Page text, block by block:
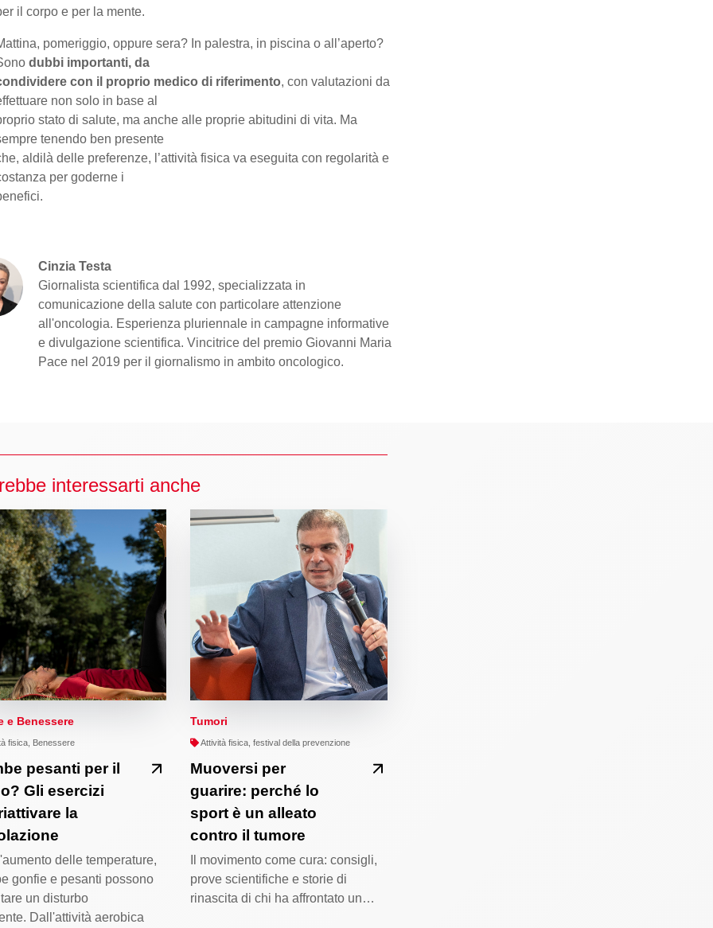
il corpo e per la mente.
pomeriggio, oppure sera? In palestra, in piscina o all’aperto?
dubbi importanti, da
con il proprio medico di riferimento, con valutazioni da
non solo in base al
stato di salute, ma anche alle proprie abitudini di vita. Ma
tenendo ben presente
aldilà delle preferenze, l’attività fisica va eseguita con regolarità e
per goderne i
Cinzia Testa
Giornalista scientifica dal 1992, specializzata in
comunicazione della salute con particolare attenzione
all'oncologia. Esperienza pluriennale in campagne informative
e divulgazione scientifica. Vincitrice del premio Giovanni Maria
Pace nel 2019 per il giornalismo in ambito oncologico.
interessarti anche
e Benessere
fisica, Benessere
pesanti per il
Gli esercizi
la
delle temperature,
gonfie e pesanti possono
un disturbo
Dall'attività aerobica
Tumori
Attività fisica, festival della prevenzione
Muoversi per
guarire: perché lo
sport è un alleato
contro il tumore
Il movimento come cura: consigli,
prove scientifiche e storie di
rinascita di chi ha affrontato un…